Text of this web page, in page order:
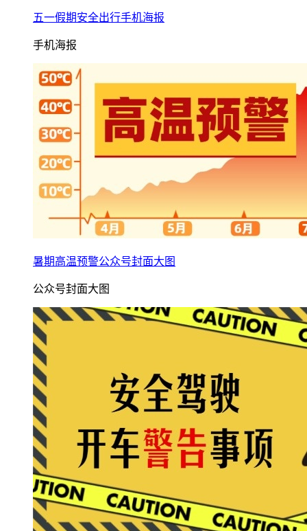
五一假期安全出行手机海报
手机海报
暑期高温预警公众号封面大图
公众号封面大图